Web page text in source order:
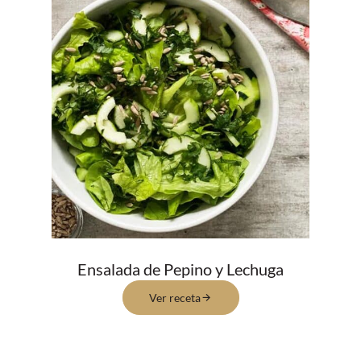
Ensalada de Pepino y Lechuga
Ver receta